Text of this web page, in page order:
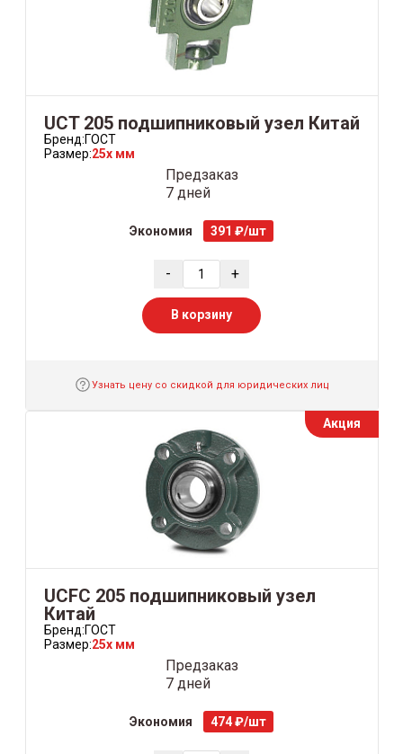
UCT 205 подшипниковый узел Китай
Бренд:ГОСТ
Размер:25x мм
Предзаказ
7 дней
Экономия 391 ₽/шт
- +
В корзину
Узнать цену со скидкой для юридических лиц
Акция
UCFC 205 подшипниковый узел
Китай
Бренд:ГОСТ
Размер:25x мм
Предзаказ
7 дней
Экономия 474 ₽/шт